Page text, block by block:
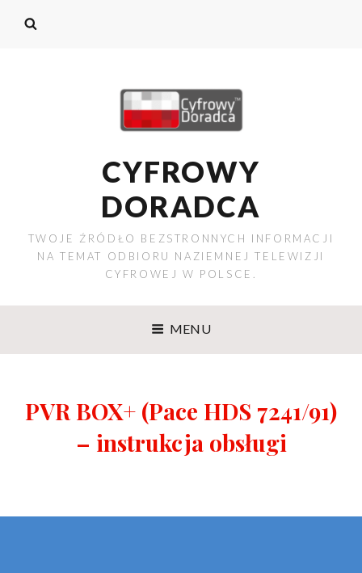
CYFROWY
DORADCA
TWOJE ŹRÓDŁO BEZSTRONNYCH INFORMACJI
NA TEMAT ODBIORU NAZIEMNEJ TELEWIZJI
CYFROWEJ W POLSCE.
MENU
PVR BOX+ (Pace HDS 7241/91)
– instrukcja obsługi